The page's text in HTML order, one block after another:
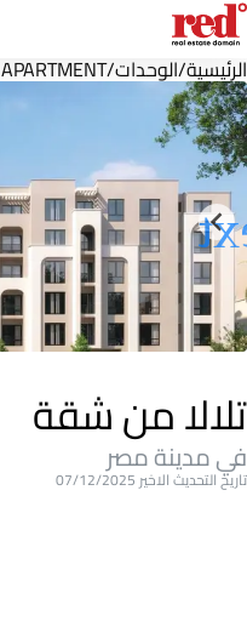
الرئيسية/الوحدات/
APARTMENT
تلالا من شقة
في مدينة مصر
تاريخ التحديث الاخير 07/12/2025